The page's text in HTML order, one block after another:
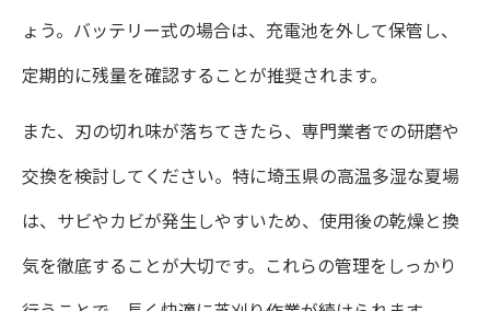
ょう。バッテリー式の場合は、充電池を外して保管し、
定期的に残量を確認することが推奨されます。
また、刃の切れ味が落ちてきたら、専門業者での研磨や
交換を検討してください。特に埼玉県の高温多湿な夏場
は、サビやカビが発生しやすいため、使用後の乾燥と換
気を徹底することが大切です。これらの管理をしっかり